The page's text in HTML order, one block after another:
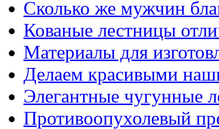
Сколько же мужчин
Кованые лестницы
Материалы для
Делаем красивыми
Элегантные чугунные
Противоопухолевый